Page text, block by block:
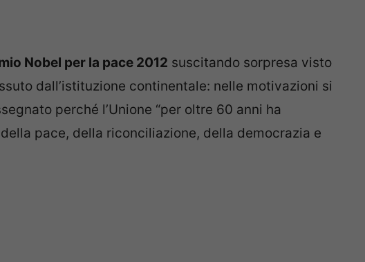
Nobel per la pace 2012 suscitando sorpresa visto
dall’istituzione continentale: nelle motivazioni si
perché l’Unione “per oltre 60 anni ha
pace, della riconciliazione, della democrazia e